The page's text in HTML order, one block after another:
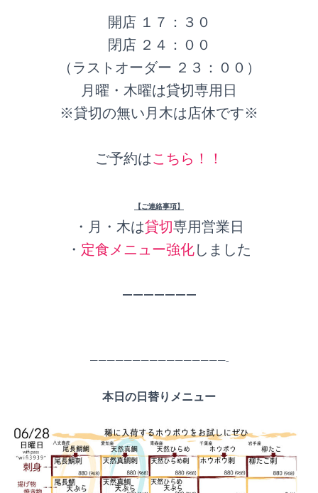
開店 １７：３０
閉店 ２４：００
（ラストオーダー ２３：００）
月曜・木曜は貸切専用日
※貸切の無い月木は店休です※
ご予約はこちら！！
【ご連絡事項】
・月・木は貸切専用営業日
・ 定食メニュー強化しました
———————
————————————————-
本日の日替りメニュー